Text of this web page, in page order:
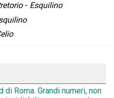
- Esquilino
di Roma. Grandi numeri, non